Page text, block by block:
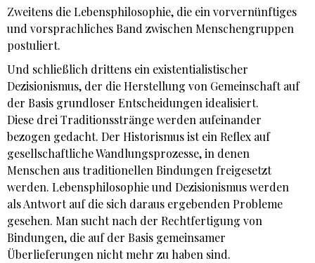
Zweitens die Lebensphilosophie, die ein vorvernünftiges
und vorsprachliches Band zwischen Menschengruppen
postuliert.
Und schließlich drittens ein existentialistischer
Dezisionismus, der die Herstellung von Gemeinschaft auf
der Basis grundloser Entscheidungen idealisiert.
Diese drei Traditionsstränge werden aufeinander
bezogen gedacht. Der Historismus ist ein Reflex auf
gesellschaftliche Wandlungsprozesse, in denen
Menschen aus traditionellen Bindungen freigesetzt
werden. Lebensphilosophie und Dezisionismus werden
als Antwort auf die sich daraus ergebenden Probleme
gesehen. Man sucht nach der Rechtfertigung von
Bindungen, die auf der Basis gemeinsamer
Überlieferungen nicht mehr zu haben sind.